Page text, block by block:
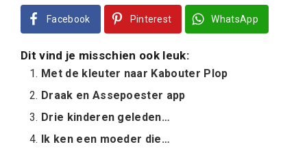
Facebook Pinterest WhatsApp
Dit vind je misschien ook leuk:
Met de kleuter naar Kabouter Plop
Draak en Assepoester app
Drie kinderen geleden…
Ik ken een moeder die…